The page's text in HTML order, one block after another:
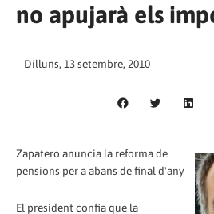
no apujarà els
Dilluns, 13 setembre, 2010
Zapatero anuncia la reforma de
pensions per a abans de final d'any
El president confia que la